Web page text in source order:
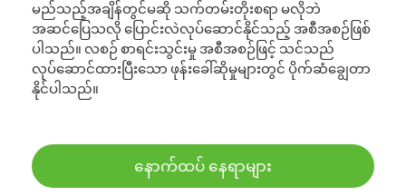
မည်သည့်အချိန်တွင်မဆို သက်တမ်းတိုးစရာ မလိုဘဲ
အဆင်ပြေသလို ပြောင်းလဲလုပ်ဆောင်နိုင်သည့် အစီအစဉ်ဖြစ်
ပါသည်။ လစဉ် စာရင်းသွင်းမှု အစီအစဉ်ဖြင့် သင်သည်
လုပ်ဆောင်ထားပြီးသော ဖုန်းခေါ်ဆိုမှုများတွင် ပိုက်ဆံချွေတာ
နိုင်ပါသည်။
နောက်ထပ် နေရာများ